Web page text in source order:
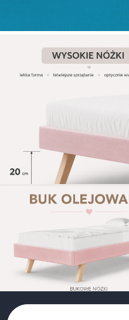
36. Malibu Velvie,
Wysokie 20cm,
wymienne ma niskie
WYBIERZ KOLOR NÓŻEK:
Bukowe
SZUFLADA POD
BEZ